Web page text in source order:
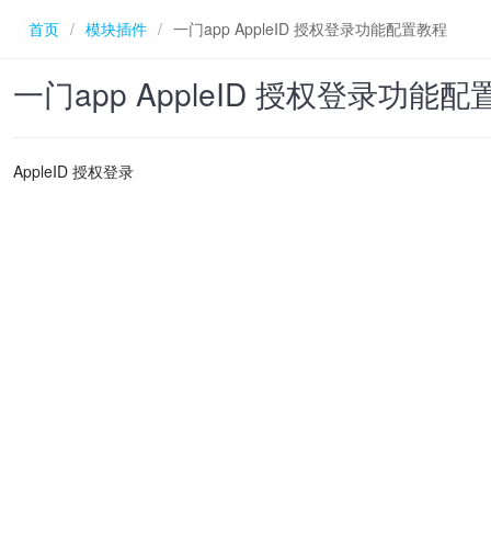
首页 / 模块插件 / 一门app AppleID 授权登录功能配置教程
一门app AppleID 授权登录功能配
AppleID 授权登录